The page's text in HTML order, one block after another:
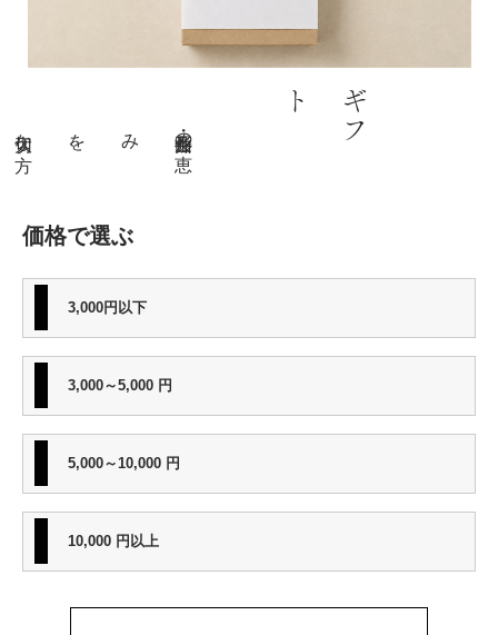
ギ
フ
ト
山形・長井の
恵
みを
、
大切な方への贈りものに
価格で選ぶ
3,000円以下
3,000～5,000 円
5,000～10,000 円
10,000 円以上